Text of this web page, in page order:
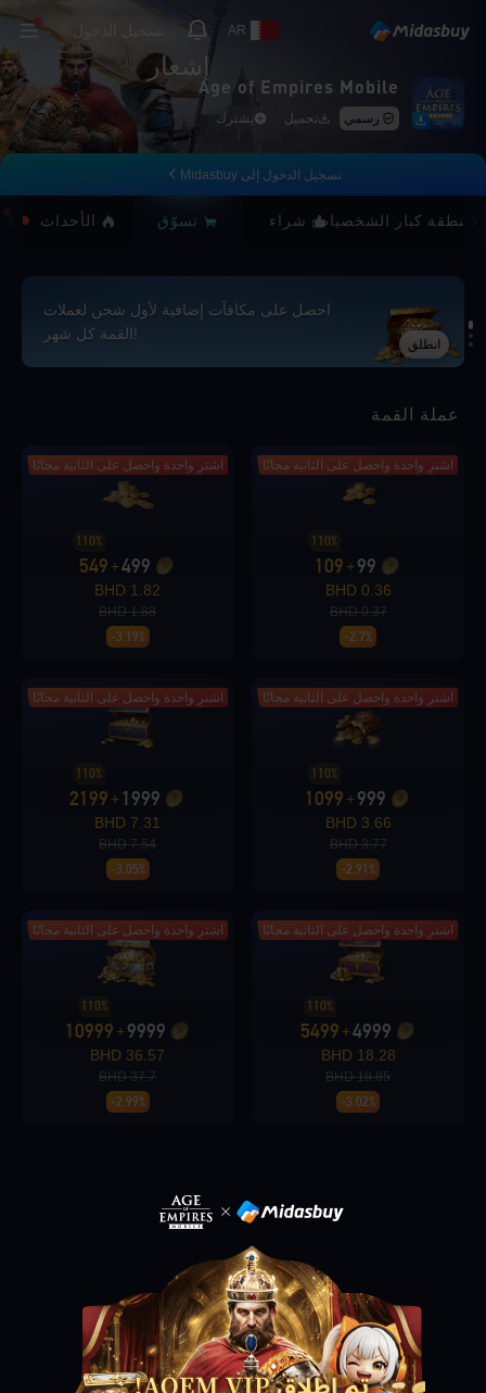
AR
إشعار
Age of Empires Mobile
رسمي تحميل يشترك
تسجيل الدخول إلى Midasbuy
منطقة كبار الشخصيات شراء تسوّق الأحداث
احصل على مكافآت إضافية لأول شحن لعملات
القمة كل شهر!
انطلق
Loading...
Loading...
Loading...
Loading...
Loading...
عملة القمة
اشترِ واحدة واحصل على الثانية مجانًا
99
+
109
110%
0.36 BHD
0.37 BHD
-2.7%
اشترِ واحدة واحصل على الثانية مجانًا
499
+
549
110%
1.82 BHD
1.88 BHD
-3.19%
اشترِ واحدة واحصل على الثانية مجانًا
999
+
1099
110%
3.66 BHD
3.77 BHD
-2.91%
اشترِ واحدة واحصل على الثانية مجانًا
1999
+
2199
110%
7.31 BHD
7.54 BHD
-3.05%
اشترِ واحدة واحصل على الثانية مجانًا
4999
+
5499
110%
18.28 BHD
18.85 BHD
-3.02%
اشترِ واحدة واحصل على الثانية مجانًا
9999
+
10999
110%
36.57 BHD
37.7 BHD
-2.99%